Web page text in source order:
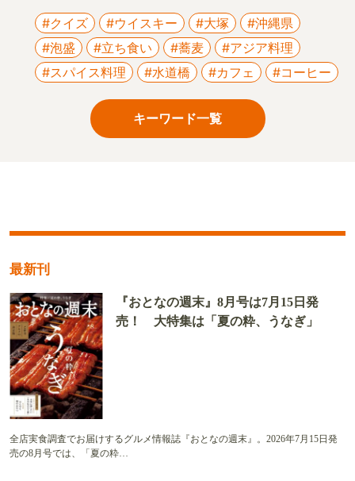
#クイズ #ウイスキー #大塚
#沖縄県
#泡盛
#立ち食い #蕎麦
#アジア料理
#スパイス料理
#水道橋 #カフェ #コーヒー
キーワード一覧
最新刊
『おとなの週末』8月号は7月15日発
売！ 大特集は「夏の粋、うなぎ」
全店実食調査でお届けするグルメ情報誌『おとなの週末』。2026年7月15日発
売の8月号では、「夏の粋…